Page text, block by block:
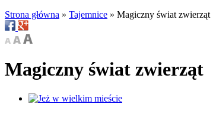
Strona główna » Tajemnice » Magiczny świat zwierząt
Magiczny świat zwierząt